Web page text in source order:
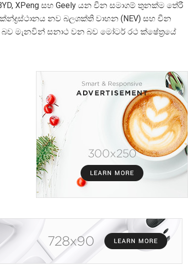
XPeng සහ Geely යන චීන සමාගම් තුනක්ම තේරී
රස්ථානය නව බලශක්ති වාහන (NEV) සහ චීන
මැනවින් සනාථ වන බව මෝටර් රථ ක්ෂේත්රයේ